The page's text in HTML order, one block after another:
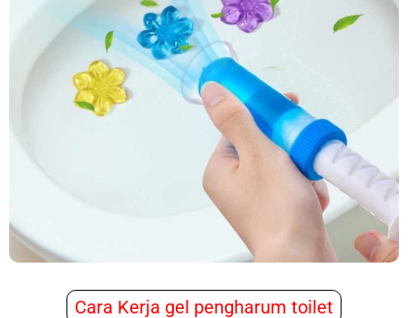
Cara Kerja gel pengharum toilet